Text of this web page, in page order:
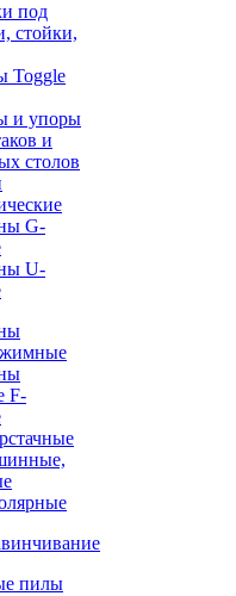
под
стойки,
Toggle
и упоры
и
столов
G-
U-
F-
пилы